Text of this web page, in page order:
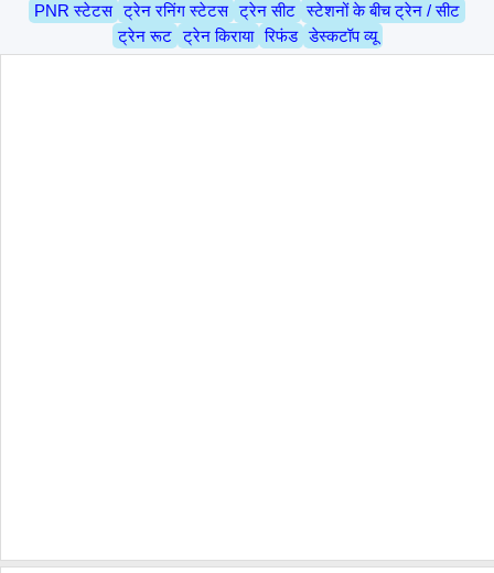
PNR स्टेटस ट्रेन रनिंग स्टेटस ट्रेन सीट स्टेशनों के बीच ट्रेन / सीट
ट्रेन रूट ट्रेन किराया रिफंड डेस्कटॉप व्यू